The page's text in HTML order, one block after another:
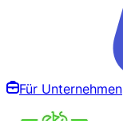
Für Unternehmen